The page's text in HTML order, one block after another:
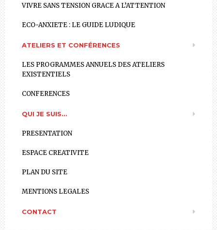
VIVRE SANS TENSION GRACE A L’ATTENTION
ECO-ANXIETE : LE GUIDE LUDIQUE
ATELIERS ET CONFÉRENCES
LES PROGRAMMES ANNUELS DES ATELIERS
EXISTENTIELS
CONFERENCES
QUI JE SUIS…
PRESENTATION
ESPACE CREATIVITE
PLAN DU SITE
MENTIONS LEGALES
CONTACT